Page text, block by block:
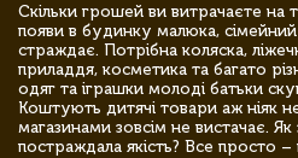
Скільки грошей ви витрачаєте на
появи в будинку малюка,
страждає. Потрібна коляска,
приладдя, косметика та багато
одяг та іграшки молоді батьки
Коштують дитячі товари аж ніяк
магазинами зовсім не вистачає.
постраждала якість? Все просто